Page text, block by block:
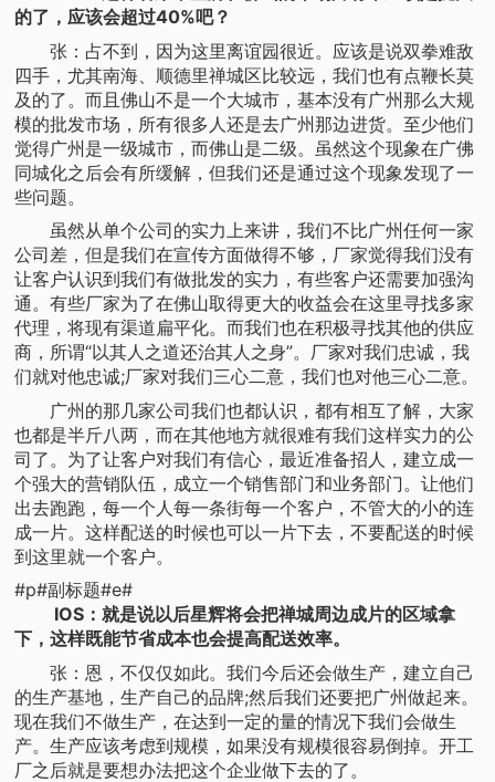
的了，应该会超过40%吧？
张：占不到，因为这里离谊园很近。应该是说双拳难敌
四手，尤其南海、顺德里禅城区比较远，我们也有点鞭长莫
及的了。而且佛山不是一个大城市，基本没有广州那么大规
模的批发市场，所有很多人还是去广州那边进货。至少他们
觉得广州是一级城市，而佛山是二级。虽然这个现象在广佛
同城化之后会有所缓解，但我们还是通过这个现象发现了一
些问题。
虽然从单个公司的实力上来讲，我们不比广州任何一家
公司差，但是我们在宣传方面做得不够，厂家觉得我们没有
让客户认识到我们有做批发的实力，有些客户还需要加强沟
通。有些厂家为了在佛山取得更大的收益会在这里寻找多家
代理，将现有渠道扁平化。而我们也在积极寻找其他的供应
商，所谓“以其人之道还治其人之身”。厂家对我们忠诚，我
们就对他忠诚;厂家对我们三心二意，我们也对他三心二意。
广州的那几家公司我们也都认识，都有相互了解，大家
也都是半斤八两，而在其他地方就很难有我们这样实力的公
司了。为了让客户对我们有信心，最近准备招人，建立成一
个强大的营销队伍，成立一个销售部门和业务部门。让他们
出去跑跑，每一个人每一条街每一个客户，不管大的小的连
成一片。这样配送的时候也可以一片下去，不要配送的时候
到这里就一个客户。
#p#副标题#e#
IOS：就是说以后星辉将会把禅城周边成片的区域拿
下，这样既能节省成本也会提高配送效率。
张：恩，不仅仅如此。我们今后还会做生产，建立自己
的生产基地，生产自己的品牌;然后我们还要把广州做起来。
现在我们不做生产，在达到一定的量的情况下我们会做生
产。生产应该考虑到规模，如果没有规模很容易倒掉。开工
厂之后就是要想办法把这个企业做下去的了。